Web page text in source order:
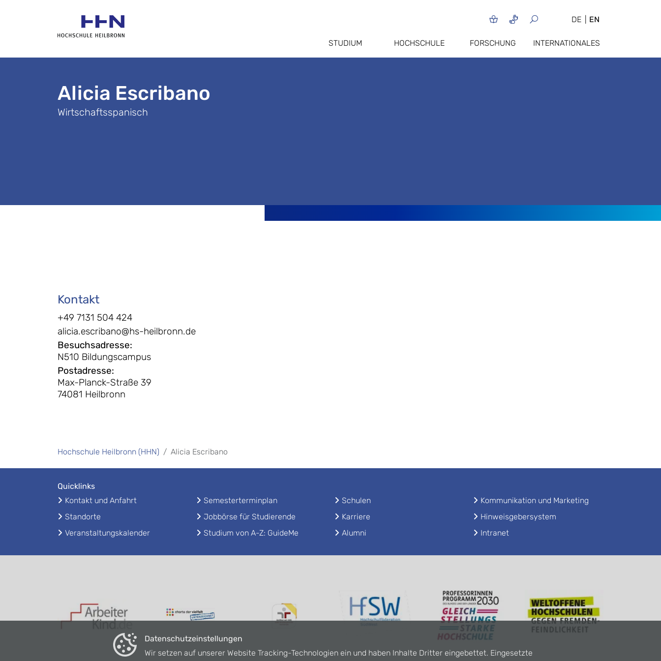
DE EN
STUDIUM HOCHSCHULE FORSCHUNG INTERNATIONALES
Alicia Escribano
Wirtschaftsspanisch
Kontakt
+49 7131 504 424
alicia.escribano@hs-heilbronn.de
Besuchsadresse:
N510 Bildungscampus
Postadresse:
Max-Planck-Straße 39
74081 Heilbronn
Hochschule Heilbronn (HHN) Alicia Escribano
Quicklinks
Kontakt und Anfahrt
Standorte
Veranstaltungskalender
Semesterterminplan
Jobbörse für Studierende
Studium von A-Z: GuideMe
Schulen
Karriere
Alumni
Kommunikation und Marketing
Hinweisgebersystem
Intranet
Datenschutzeinstellungen
Wir setzen auf unserer Website Tracking-Technologien ein und haben Inhalte Dritter eingebettet. Eingesetzte